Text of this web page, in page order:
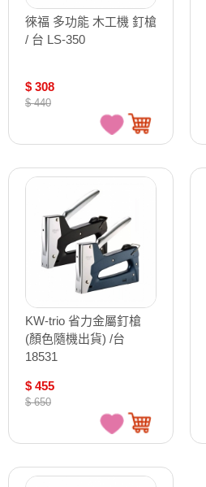
徠福 多功能 木工機 釘槍
/ 台 LS-350
$ 308
$ 440
KW-trio 省力金屬釘槍
(顏色隨機出貨) /台
18531
$ 455
$ 650